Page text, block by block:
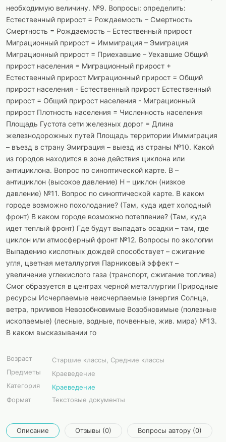
необходимую величину. №9. Вопросы: определить:
Естественный прирост = Рождаемость – Смертность
Смертность = Рождаемость – Естественный прирост
Миграционный прирост = Иммиграция – Эмиграция
Миграционный прирост = Приехавшие – Уехавшие Общий
прирост населения = Миграционный прирост +
Естественный прирост Миграционный прирост = Общий
прирост населения - Естественный прирост Естественный
прирост = Общий прирост населения - Миграционный
прирост Плотность населения = Численность населения
Площадь Густота сети железных дорог = Длина
железнодорожных путей Площадь территории Иммиграция
– въезд в страну Эмиграция – выезд из страны №10. Какой
из городов находится в зоне действия циклона или
антициклона. Вопрос по синоптической карте. В –
антициклон (высокое давление) Н – циклон (низкое
давление) №11. Вопрос по синоптической карте. В каком
городе возможно похолодание? (Там, куда идет холодный
фронт) В каком городе возможно потепление? (Там, куда
идет теплый фронт) Где будут выпадать осадки – там, где
циклон или атмосферный фронт №12. Вопросы по экологии
Выпадению кислотных дождей способствует – сжигание
угля, цветная металлургия Парниковый эффект –
увеличение углекислого газа (транспорт, сжигание топлива)
Смог образуется в центрах черной металлургии Природные
ресурсы Исчерпаемые неисчерпаемые (энергия Солнца,
ветра, приливов Невозобновимые Возобновимые (полезные
ископаемые) (лесные, водные, почвенные, жив. мира) №13.
В каком высказывании го
Возраст
Старшие классы, Средние классы
Предметы
Краеведение
Категория
Краеведение
Формат
Текстовые документы
Описание Отзывы (0) Вопросы автору (0)